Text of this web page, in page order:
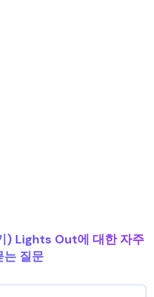
) Lights Out에 대한 자주
는 질문